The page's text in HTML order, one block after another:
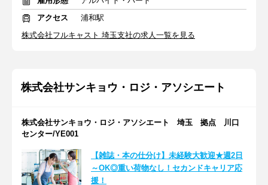
アクセス
浦和駅
株式会社フルキャスト 埼玉支社の求人一覧を見る
株式会社サンキョウ・ロジ・アソシエート
株式会社サンキョウ・ロジ・アソシエート 埼玉 拠点 川口
センター/YE001
【雑誌・本の仕分け】未経験大歓迎★週2日
～OK◎重い荷物なし！セカンドキャリア応
援！